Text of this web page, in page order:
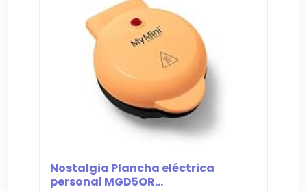
Nostalgia Plancha eléctrica
personal MGD5OR...